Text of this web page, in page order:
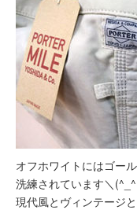
オフホワイトにはゴー
洗練されています＼
現代風とヴィンテージ